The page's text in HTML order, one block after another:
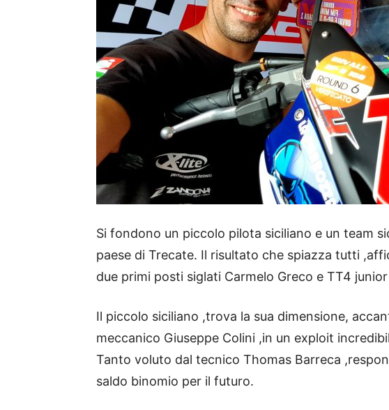
Si fondono un piccolo pilota siciliano e un team
paese di Trecate. Il risultato che spiazza tutti
due primi posti siglati Carmelo Greco e TT4
Il piccolo siciliano ,trova la sua dimensione,
meccanico Giuseppe Colini ,in un exploit
Tanto voluto dal tecnico Thomas Barreca
saldo binomio per il futuro.